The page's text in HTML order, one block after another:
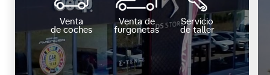
Venta
de coches
Venta de
furgonetas
Servicio
de taller